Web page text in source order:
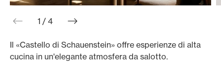
web.slider.arrowPrev
1 / 4 web.slider.arrowNext
Il «Castello di Schauenstein» offre esperienze di alta
cucina in un'elegante atmosfera da salotto.